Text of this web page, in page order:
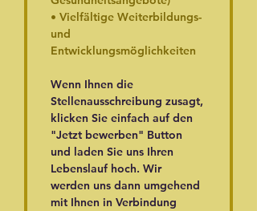
• Vielfältige Weiterbildungs-
und
Entwicklungsmöglichkeiten
Wenn Ihnen die
Stellenausschreibung zusagt,
klicken Sie einfach auf den
"Jetzt bewerben" Button
und laden Sie uns Ihren
Lebenslauf hoch. Wir
werden uns dann umgehend
mit Ihnen in Verbindung